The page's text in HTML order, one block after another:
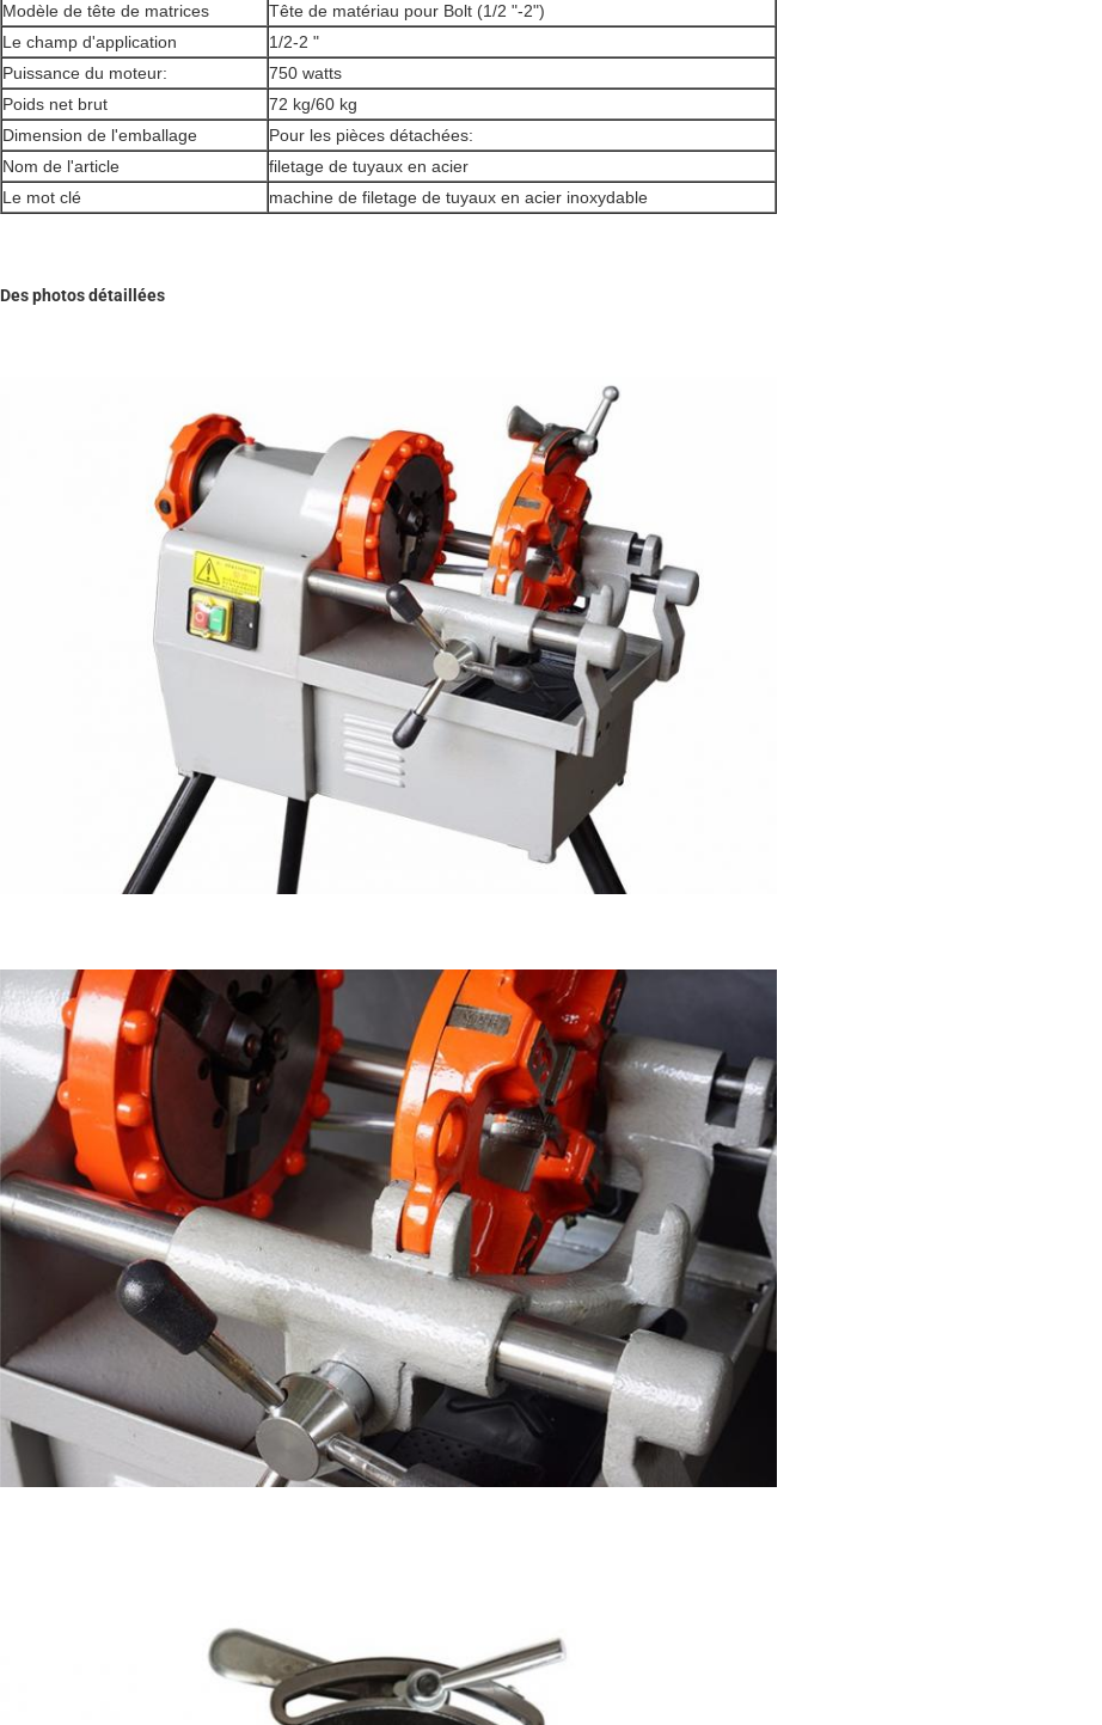
Modèle de tête de matrices
Tête de matériau pour Bolt (1/2 "-2")
Le champ d'application
1/2-2 "
Puissance du moteur:
750 watts
Poids net brut
72 kg/60 kg
Dimension de l'emballage
Pour les pièces détachées:
Nom de l'article
filetage de tuyaux en acier
Le mot clé
machine de filetage de tuyaux en acier inoxydable
Des photos détaillées